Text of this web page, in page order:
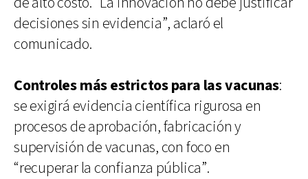
decisiones sin evidencia”, aclaró el
comunicado.
Controles más estrictos para las vacunas:
se exigirá evidencia científica rigurosa en
procesos de aprobación, fabricación y
supervisión de vacunas, con foco en
“recuperar la confianza pública”.